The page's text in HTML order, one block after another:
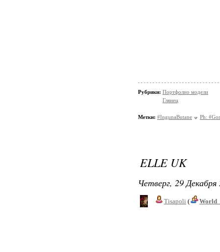
Рубрики: Портфолио модели
Глянец
Метки: #IngunaButane Ph:
ELLE UK
Четверг, 29
Tisapoli (